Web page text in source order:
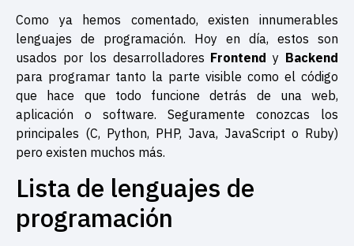
Como ya hemos comentado, existen innumerables
lenguajes de programación. Hoy en día, estos son
usados por los desarrolladores Frontend y Backend
para programar tanto la parte visible como el código
que hace que todo funcione detrás de una web,
aplicación o software. Seguramente conozcas los
principales (C, Python, PHP, Java, JavaScript o Ruby)
pero existen muchos más.
Lista de lenguajes de
programación